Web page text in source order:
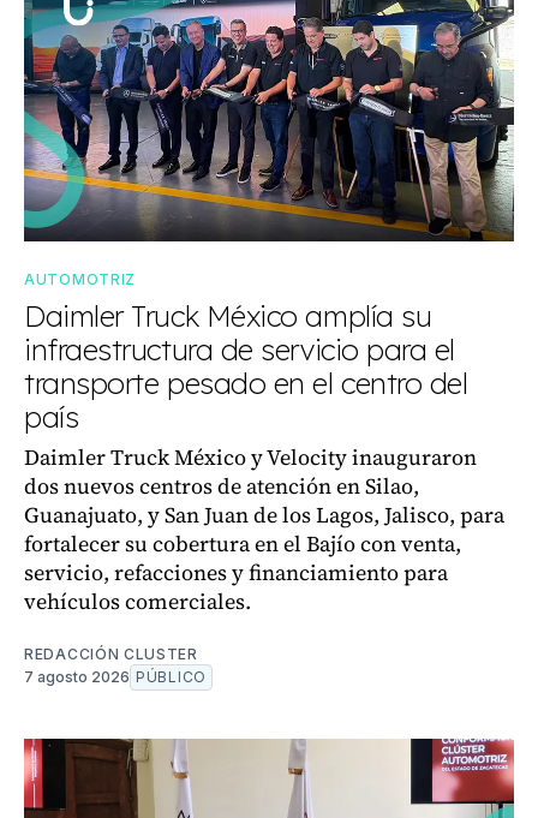
AUTOMOTRIZ
Daimler Truck México amplía su
infraestructura de servicio para el
transporte pesado en el centro del
país
Daimler Truck México y Velocity inauguraron
dos nuevos centros de atención en Silao,
Guanajuato, y San Juan de los Lagos, Jalisco, para
fortalecer su cobertura en el Bajío con venta,
servicio, refacciones y financiamiento para
vehículos comerciales.
REDACCIÓN CLUSTER
7 agosto 2026 PÚBLICO